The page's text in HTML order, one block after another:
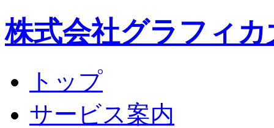
株式会社グラフィカ
トップ
サービス案内